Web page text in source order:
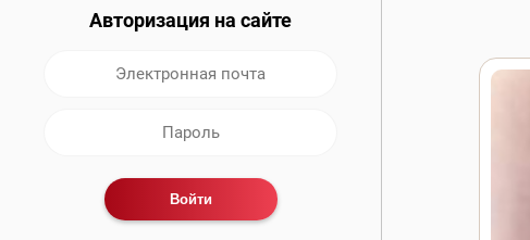
Авторизация на сайте